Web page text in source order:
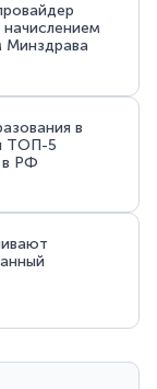
Минздрава
в
ТОП-5
в РФ